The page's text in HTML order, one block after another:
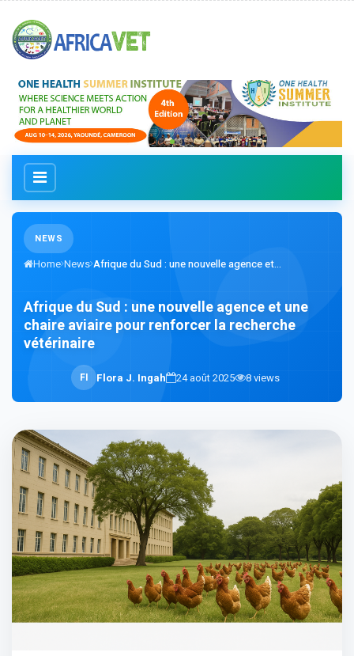
Home News Afrique du Sud : une nouvelle agence et...
NEWS
Afrique du Sud : une nouvelle agence et une
chaire aviaire pour renforcer la recherche
vétérinaire
FI Flora J. Ingah 24 août 2025 8views